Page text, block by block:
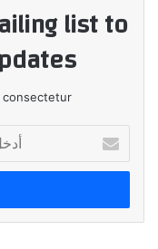
list to
بريدك
الإلكتروني